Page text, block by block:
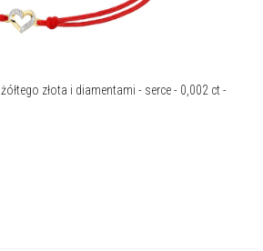
złota i diamentami - serce - 0,002 ct -